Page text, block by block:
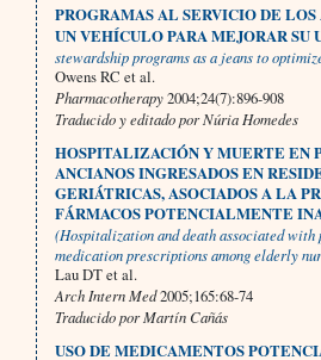
PROGRAMAS AL SERVICIO DE
UN VEHÍCULO PARA MEJORAR SU
stewardship programs as a jeans to
Owens RC et al.
Pharmacotherapy2004;24(7):896-908
Traducido y editado por Núria Homedes
HOSPITALIZACIÓN Y MUERTE EN
ANCIANOS INGRESADOS EN
GERIÁTRICAS, ASOCIADOS A LA
FÁRMACOS POTENCIALMENTE
(Hospitalization and death associated
medication prescriptions among elderly
Lau DT et al.
Arch Intern Med2005;165:68-74
Traducido por Martín Cañás
USO DE MEDICAMENTOS